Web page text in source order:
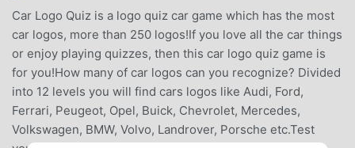
Car Logo Quiz is a logo quiz car game which has the most
car logos, more than 250 logos!If you love all the car things
or enjoy playing quizzes, then this car logo quiz game is
for you!How many of car logos can you recognize? Divided
into 12 levels you will find cars logos like Audi, Ford,
Ferrari, Peugeot, Opel, Buick, Chevrolet, Mercedes,
Volkswagen, BMW, Volvo, Landrover, Porsche etc.Test